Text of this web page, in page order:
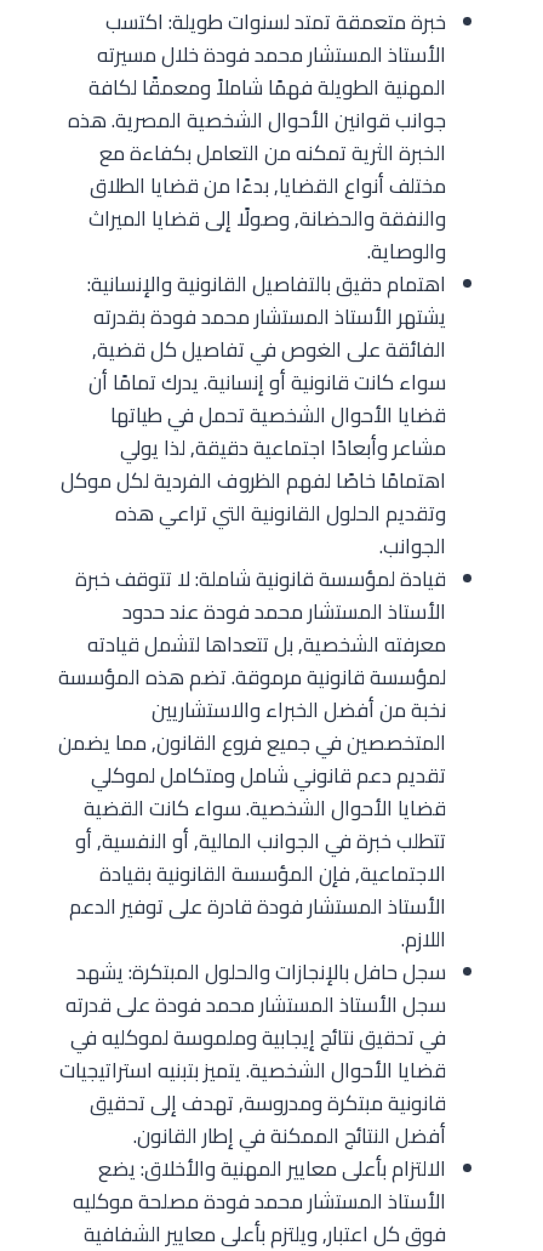
خبرة متعمقة تمتد لسنوات طويلة: اكتسب
الأستاذ المستشار محمد فودة خلال مسيرته
المهنية الطويلة فهمًا شاملاً ومعمقًا لكافة
جوانب قوانين الأحوال الشخصية المصرية. هذه
الخبرة الثرية تمكنه من التعامل بكفاءة مع
مختلف أنواع القضايا, بدءًا من قضايا الطلاق
والنفقة والحضانة, وصولًا إلى قضايا الميراث
والوصاية.
اهتمام دقيق بالتفاصيل القانونية والإنسانية:
يشتهر الأستاذ المستشار محمد فودة بقدرته
الفائقة على الغوص في تفاصيل كل قضية,
سواء كانت قانونية أو إنسانية. يدرك تمامًا أن
قضايا الأحوال الشخصية تحمل في طياتها
مشاعر وأبعادًا اجتماعية دقيقة, لذا يولي
اهتمامًا خاصًا لفهم الظروف الفردية لكل موكل
وتقديم الحلول القانونية التي تراعي هذه
الجوانب.
قيادة لمؤسسة قانونية شاملة: لا تتوقف خبرة
الأستاذ المستشار محمد فودة عند حدود
معرفته الشخصية, بل تتعداها لتشمل قيادته
لمؤسسة قانونية مرموقة. تضم هذه المؤسسة
نخبة من أفضل الخبراء والاستشاريين
المتخصصين في جميع فروع القانون, مما يضمن
تقديم دعم قانوني شامل ومتكامل لموكلي
قضايا الأحوال الشخصية. سواء كانت القضية
تتطلب خبرة في الجوانب المالية, أو النفسية, أو
الاجتماعية, فإن المؤسسة القانونية بقيادة
الأستاذ المستشار فودة قادرة على توفير الدعم
اللازم.
سجل حافل بالإنجازات والحلول المبتكرة: يشهد
سجل الأستاذ المستشار محمد فودة على قدرته
في تحقيق نتائج إيجابية وملموسة لموكليه في
قضايا الأحوال الشخصية. يتميز بتبنيه استراتيجيات
قانونية مبتكرة ومدروسة, تهدف إلى تحقيق
أفضل النتائج الممكنة في إطار القانون.
الالتزام بأعلى معايير المهنية والأخلاق: يضع
الأستاذ المستشار محمد فودة مصلحة موكليه
فوق كل اعتبار, ويلتزم بأعلى معايير الشفافية